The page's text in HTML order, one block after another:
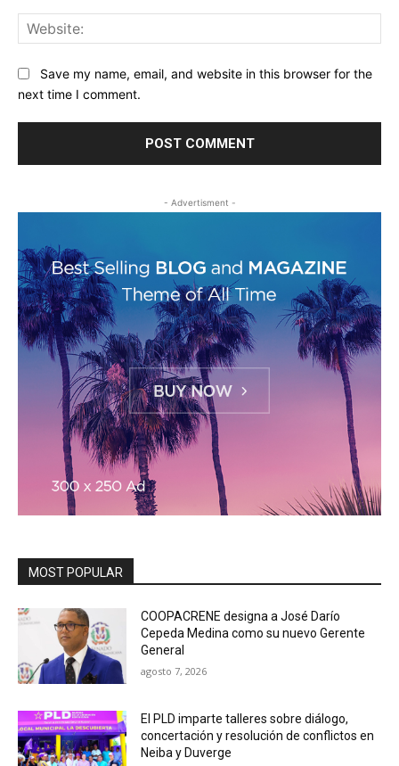
Save my name, email, and website in this browser for the
next time I comment.
- Advertisment -
MOST POPULAR
COOPACRENE designa a José Darío
Cepeda Medina como su nuevo Gerente
General
agosto 7, 2026
El PLD imparte talleres sobre diálogo,
concertación y resolución de conflictos en
Neiba y Duverge